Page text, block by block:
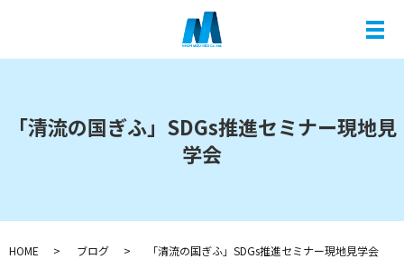
メ
「清流の国ぎふ」SDGs推進セミナー現地見
学会
HOME ブログ 「清流の国ぎふ」SDGs推進セミナー現地見学会